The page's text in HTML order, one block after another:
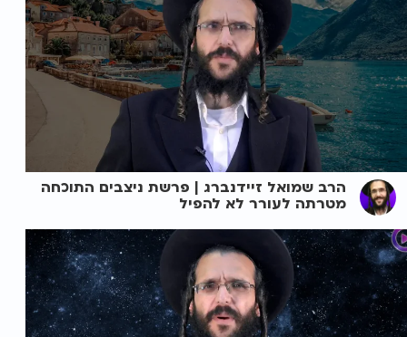
הרב שמואל זיידנברג | פרשת ניצבים התוכחה
מטרתה לעורר לא להפיל